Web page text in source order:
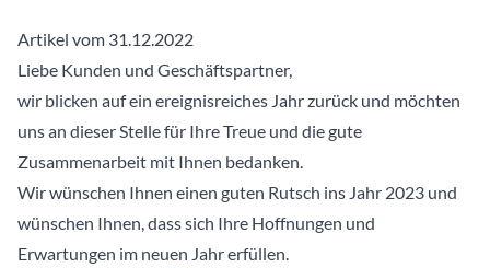
Artikel vom 31.12.2022
Liebe Kunden und Geschäftspartner,
wir blicken auf ein ereignisreiches Jahr zurück und möchten
uns an dieser Stelle für Ihre Treue und die gute
Zusammenarbeit mit Ihnen bedanken.
Wir wünschen Ihnen einen guten Rutsch ins Jahr 2023 und
wünschen Ihnen, dass sich Ihre Hoffnungen und
Erwartungen im neuen Jahr erfüllen.